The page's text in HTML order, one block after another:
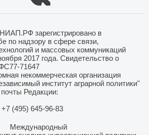
зарегистрировано в
по надзору в сфере связи,
и массовых коммуникаций
2017 года. Свидетельство о
71647
некоммерческая организация
институт аграрной политики"
Редакции:
(495) 645-96-83
Международный